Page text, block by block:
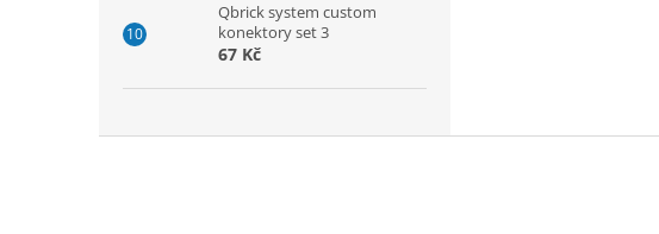
Qbrick system custom
konektory set 3
67 Kč